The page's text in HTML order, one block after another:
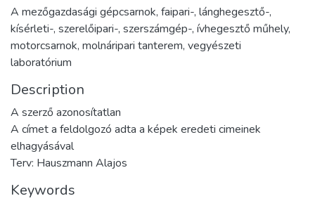
A mezőgazdasági gépcsarnok, faipari-, lánghegesztő-,
kísérleti-, szerelőipari-, szerszámgép-, ívhegesztő műhely,
motorcsarnok, molnáripari tanterem, vegyészeti
laboratórium
Description
A szerző azonosítatlan
A címet a feldolgozó adta a képek eredeti cimeinek
elhagyásával
Terv: Hauszmann Alajos
Keywords